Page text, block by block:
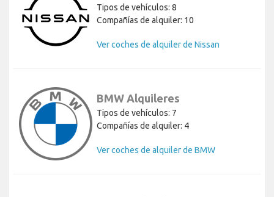
Tipos de vehículos: 8
Compañías de alquiler: 10
Ver coches de alquiler de Nissan
BMW Alquileres
Tipos de vehículos: 7
Compañías de alquiler: 4
Ver coches de alquiler de BMW